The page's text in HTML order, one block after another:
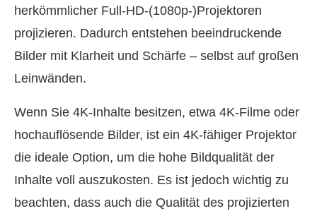
herkömmlicher Full‑HD‑(1080p‑)Projektoren
projizieren. Dadurch entstehen beeindruckende
Bilder mit Klarheit und Schärfe – selbst auf großen
Leinwänden.
Wenn Sie 4K‑Inhalte besitzen, etwa 4K‑Filme oder
hochauflösende Bilder, ist ein 4K‑fähiger Projektor
die ideale Option, um die hohe Bildqualität der
Inhalte voll auszukosten. Es ist jedoch wichtig zu
beachten, dass auch die Qualität des projizierten